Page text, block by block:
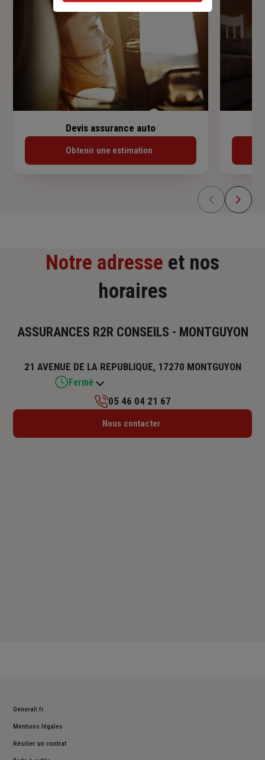
Devis assurance auto
Obtenir une estimation
Notre adresse et nos
horaires
ASSURANCES R2R CONSEILS - MONTGUYON
21 AVENUE DE LA REPUBLIQUE, 17270 MONTGUYON
Fermé
Lundi : Fermé
05 46 04 21 67
Nous contacter
Generali.fr
Mentions légales
Résilier un contrat